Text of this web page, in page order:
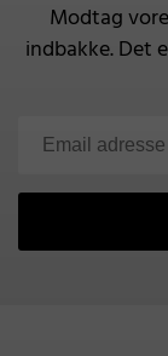
Modtag
indbakke.Det